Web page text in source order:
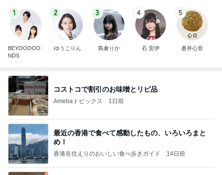
1
BEYOOOOO
NDS
2
ゆうこりん
3
島倉りか
4
石 安伊
5
蒼井心音
コストコで割引のお味噌とリピ品
Amebaトピックス 1日前
最近の香港で食べて感動したもの、いろいろまと
め！
香港在住えりのおいしい食べ歩きガイド 14日前